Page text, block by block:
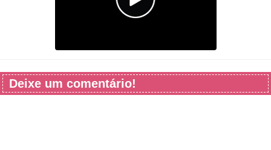
Deixe um comentário!